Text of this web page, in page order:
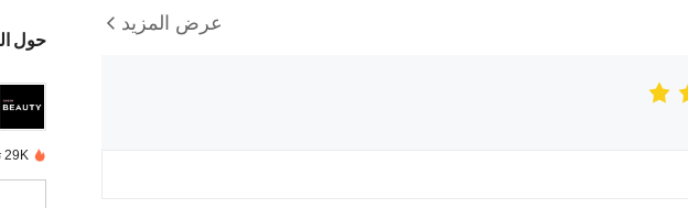
عرض المزيد
حول
29K تم بيعها مؤخرًا